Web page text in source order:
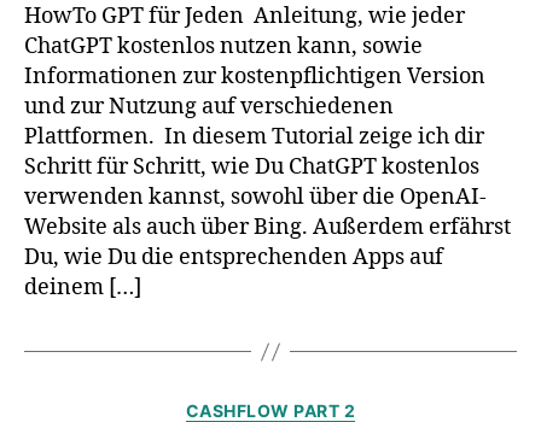
HowTo GPT für Jeden Anleitung, wie jeder
ChatGPT kostenlos nutzen kann, sowie
Informationen zur kostenpflichtigen Version
und zur Nutzung auf verschiedenen
Plattformen. In diesem Tutorial zeige ich dir
Schritt für Schritt, wie Du ChatGPT kostenlos
verwenden kannst, sowohl über die OpenAI-
Website als auch über Bing. Außerdem erfährst
Du, wie Du die entsprechenden Apps auf
deinem […]
Kategorien
CASHFLOW PART 2